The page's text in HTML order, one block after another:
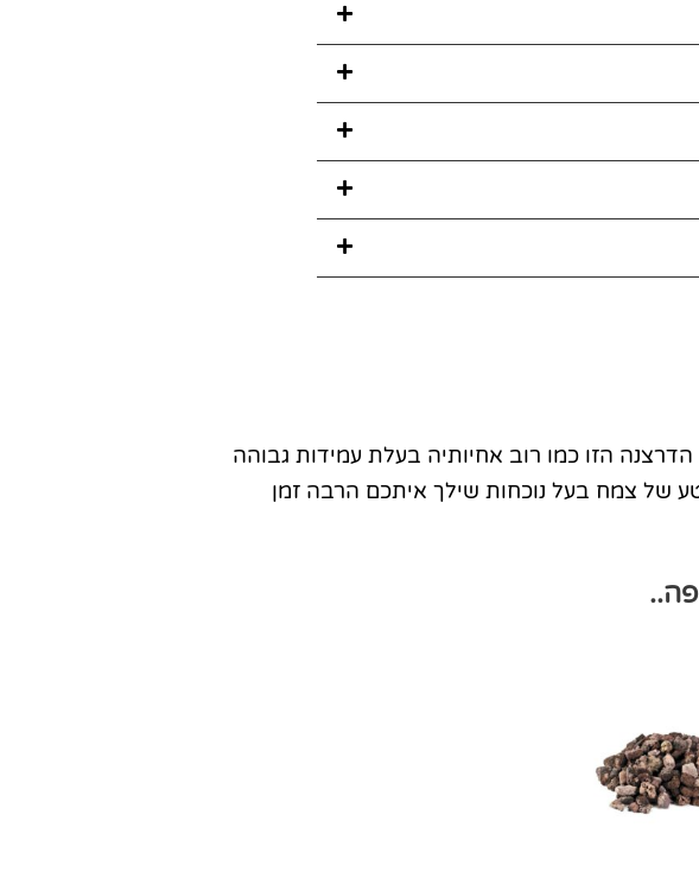
הזו כמו רוב אחיותיה בעלת עמידות גבוהה
של צמח בעל נוכחות שילך איתכם הרבה זמן